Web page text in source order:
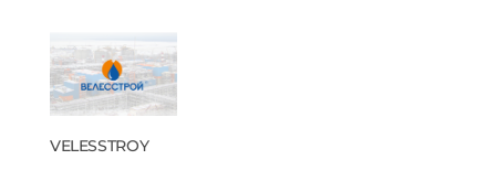
VELESSTROY